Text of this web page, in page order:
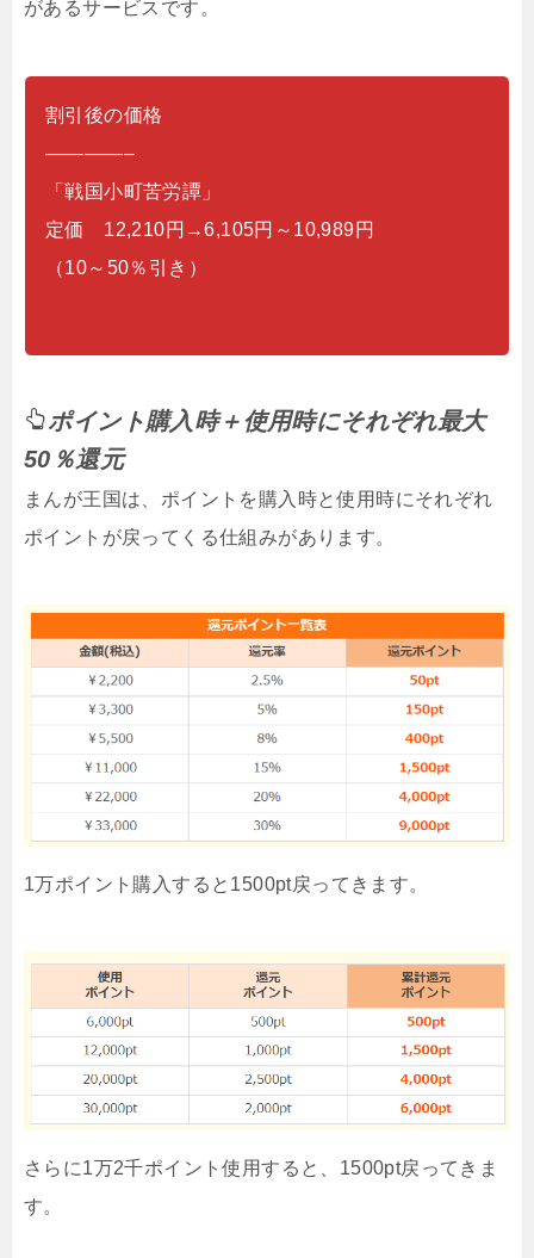
があるサービスです。
割引後の価格
————–
「戦国小町苦労譚」
定価 12,210円→6,105円～10,989円
（10～50％引き）
ポイント購入時＋使用時にそれぞれ最大
50％還元
まんが王国は、ポイントを購入時と使用時にそれぞれ
ポイントが戻ってくる仕組みがあります。
1万ポイント購入すると1500pt戻ってきます。
さらに1万2千ポイント使用すると、1500pt戻ってきま
す。